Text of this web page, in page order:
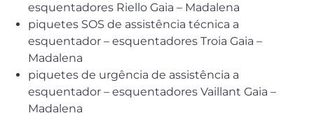
esquentadores Riello Gaia – Madalena
piquetes SOS de assistência técnica a
esquentador – esquentadores Troia Gaia –
Madalena
piquetes de urgência de assistência a
esquentador – esquentadores Vaillant Gaia –
Madalena